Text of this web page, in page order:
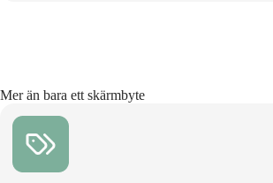
Mer än bara ett skärmbyte